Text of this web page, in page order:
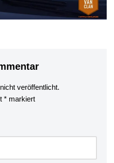
veröffentlicht.
* markiert